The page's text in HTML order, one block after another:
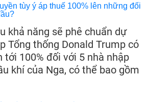
khả năng sẽ phê chuẩn dự
Tổng thống Donald Trump có
tới 100% đối với 5 nhà nhập
khí của Nga, có thể bao gồm